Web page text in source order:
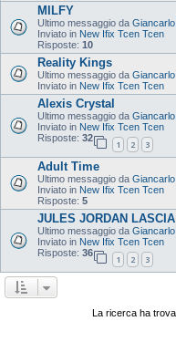
MILFY
Ultimo messaggio da
Inviato in New Ifix Tcen Tcen
Risposte: 10
Reality Kings
Ultimo messaggio da
Inviato in New Ifix Tcen Tcen
Alexis Crystal
Ultimo messaggio da
Inviato in New Ifix Tcen Tcen
Risposte: 32
1 2 3
Adult Time
Ultimo messaggio da
Inviato in New Ifix Tcen Tcen
Risposte: 5
JULES JORDAN
Ultimo messaggio da
Inviato in New Ifix Tcen Tcen
Risposte: 36
1 2 3
La ricerca ha